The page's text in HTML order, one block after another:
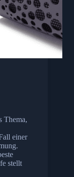
Thema,
einer
stellt